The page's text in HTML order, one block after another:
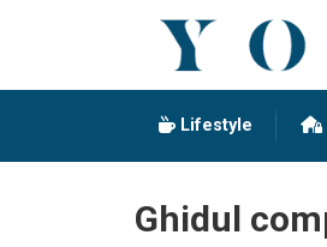
Lifestyle
Ghidul